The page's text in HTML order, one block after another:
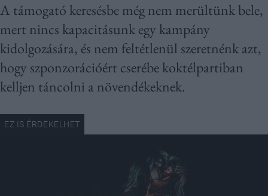
A támogató keresésbe még nem merültünk bele,
mert nincs kapacitásunk egy kampány
kidolgozására, és nem feltétlenül szeretnénk azt,
hogy szponzorációért cserébe koktélpartiban
kelljen táncolni a növendékeknek.